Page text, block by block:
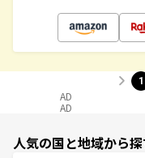
1
AD
AD
人気の国と地域から